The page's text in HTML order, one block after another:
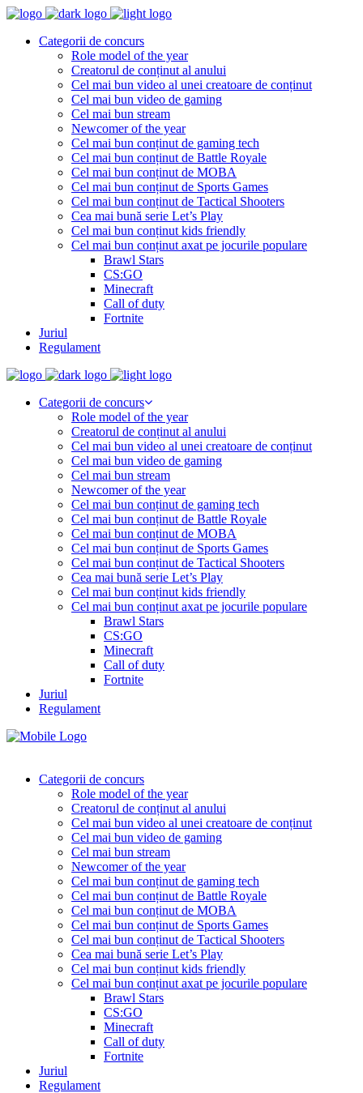
Categorii de concurs
Role model of the year
Creatorul de conținut al anului
Cel mai bun video al unei creatoare de conținut
Cel mai bun video de gaming
Cel mai bun stream
Newcomer of the year
Cel mai bun conținut de gaming tech
Cel mai bun conținut de Battle Royale
Cel mai bun conținut de MOBA
Cel mai bun conținut de Sports Games
Cel mai bun conținut de Tactical Shooters
Cea mai bună serie Let’s Play
Cel mai bun conținut kids friendly
Cel mai bun conținut axat pe jocurile populare
Brawl Stars
CS:GO
Minecraft
Call of duty
Fortnite
Juriul
Regulament
Categorii de concurs
Role model of the year
Creatorul de conținut al anului
Cel mai bun video al unei creatoare de conținut
Cel mai bun video de gaming
Cel mai bun stream
Newcomer of the year
Cel mai bun conținut de gaming tech
Cel mai bun conținut de Battle Royale
Cel mai bun conținut de MOBA
Cel mai bun conținut de Sports Games
Cel mai bun conținut de Tactical Shooters
Cea mai bună serie Let’s Play
Cel mai bun conținut kids friendly
Cel mai bun conținut axat pe jocurile populare
Brawl Stars
CS:GO
Minecraft
Call of duty
Fortnite
Juriul
Regulament
Categorii de concurs
Role model of the year
Creatorul de conținut al anului
Cel mai bun video al unei creatoare de conținut
Cel mai bun video de gaming
Cel mai bun stream
Newcomer of the year
Cel mai bun conținut de gaming tech
Cel mai bun conținut de Battle Royale
Cel mai bun conținut de MOBA
Cel mai bun conținut de Sports Games
Cel mai bun conținut de Tactical Shooters
Cea mai bună serie Let’s Play
Cel mai bun conținut kids friendly
Cel mai bun conținut axat pe jocurile populare
Brawl Stars
CS:GO
Minecraft
Call of duty
Fortnite
Juriul
Regulament